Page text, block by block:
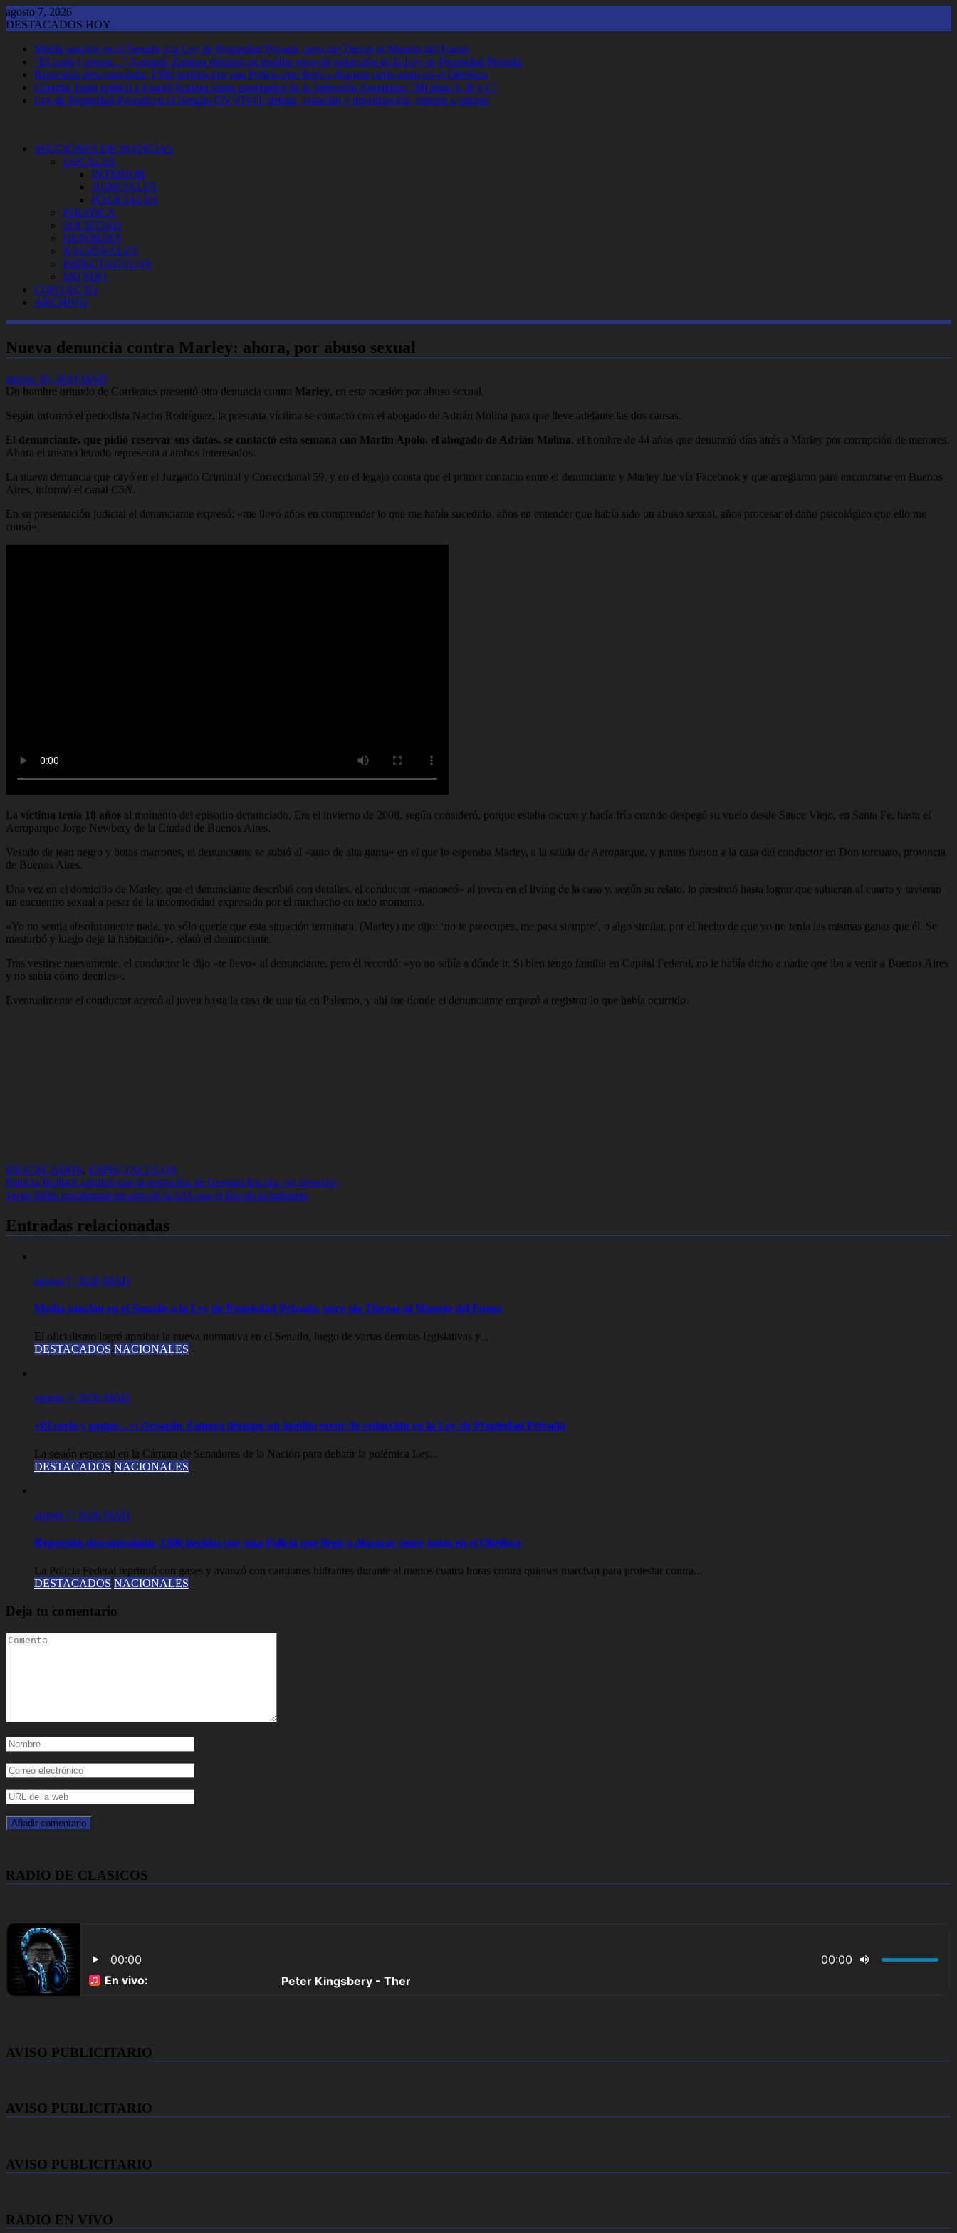
Saltar
al
agosto 7, 2026
DESTACADOS HOY
Media sanción en el Senado a la Ley de Propiedad Privada, pero sin Tierras ni Manejo del Fuego
"El corte y pegue...": Gerardo Zamora destapó un insólito error de redacción en la Ley de Propiedad Privada
Represión descontrolada: 1500 heridos por una Policía que llegó a disparar entre autos en el Obelisco
Claudio Tapia ratificó a Lionel Scaloni como entrenador de la Selección Argentina: "Mi plan A, B y C"
Ley de Propiedad Privada en el Senado EN VIVO: debate, votación y movilización, minuto a minuto
SECCIONES DE NOTICIAS
LOCALES
INTERIOR
JUDICIALES
POLICIALES
POLITICA
SOCIEDAD
DEPORTES
NACIONALES
ESPECTACULOS
MUNDO
CONTACTO
ARCHIVO
Nueva denuncia contra Marley: ahora, por abuso sexual
agosto 30, 2024 MAD
Un hombre oriundo de Corrientes presentó otra denuncia contra Marley, en esta ocasión por abuso sexual.
Según informó el periodista Nacho Rodríguez, la presunta víctima se contactó con el abogado de Adrián Molina para que lleve adelante las dos causas.
El denunciante, que pidió reservar sus datos, se contactó esta semana con Martín Apolo, el abogado de Adrián Molina, el hombre de 44 años que denunció días atrás a Marley por corrupción de menores.
Ahora el mismo letrado representa a ambos interesados.
La nueva denuncia que cayó en el Juzgado Criminal y Correccional 59, y en el legajo consta que el primer contacto entre el denunciante y Marley fue vía Facebook y que arreglaron para encontrarse en Buenos
Aires, informó el canal C5N.
En su presentación judicial el denunciante expresó: «me llevó años en comprender lo que me había sucedido, años en entender que había sido un abuso sexual, años procesar el daño psicológico que ello me
causó».
La víctima tenía 18 años al momento del episodio denunciado. Era el invierno de 2008, según consideró, porque estaba oscuro y hacía frío cuando despegó su vuelo desde Sauce Viejo, en Santa Fe, hasta el
Aeroparque Jorge Newbery de la Ciudad de Buenos Aires.
Vestido de jean negro y botas marrones, el denunciante se subió al «auto de alta gama» en el que lo esperaba Marley, a la salida de Aeroparque, y juntos fueron a la casa del conductor en Don torcuato, provincia
de Buenos Aires.
Una vez en el domicilio de Marley, que el denunciante describió con detalles, el conductor «manoseó» al joven en el living de la casa y, según su relato, lo presionó hasta lograr que subieran al cuarto y tuvieran
un encuentro sexual a pesar de la incomodidad expresada por el muchacho en todo momento.
«Yo no sentía absolutamente nada, yo sólo quería que esta situación terminara. (Marley) me dijo: ‘no te preocupes, me pasa siempre’, o algo similar, por el hecho de que yo no tenía las mismas ganas que él. Se
masturbó y luego deja la habitación», relató el denunciante.
Tras vestirse nuevamente, el conductor le dijo «te llevo» al denunciante, pero él recordó: «yo no sabía a dónde ir. Si bien tengo familia en Capital Federal, no le había dicho a nadie que iba a venir a Buenos Aires
y no sabía cómo decirles».
Eventualmente el conductor acercó al joven hasta la casa de una tía en Palermo, y ahí fue donde el denunciante empezó a registrar lo que había ocurrido.
DESTACADOS, ESPECTACULOS
Navegación
de
entradas
Patricia Bullrich admitió que la detención de Germán Kiczka «se demoró»
Javier Milei encabezará un acto de la UIA por el Día de la Industria
Entradas relacionadas
agosto 7, 2026 MAD
Media sanción en el Senado a la Ley de Propiedad Privada, pero sin Tierras ni Manejo del Fuego
El oficialismo logró aprobar la nueva normativa en el Senado, luego de varias derrotas legislativas y...
DESTACADOS NACIONALES
agosto 7, 2026 MAD
«El corte y pegue…»: Gerardo Zamora destapó un insólito error de redacción en la Ley de Propiedad Privada
La sesión especial en la Cámara de Senadores de la Nación para debatir la polémica Ley...
DESTACADOS NACIONALES
agosto 7, 2026 MAD
Represión descontrolada: 1500 heridos por una Policía que llegó a disparar entre autos en el Obelisco
La Policía Federal reprimió con gases y avanzó con camiones hidrantes durante al menos cuatro horas contra quienes marchan para protestar contra...
DESTACADOS NACIONALES
Deja tu comentario
RADIO DE CLASICOS
AVISO PUBLICITARIO
AVISO PUBLICITARIO
AVISO PUBLICITARIO
RADIO EN VIVO